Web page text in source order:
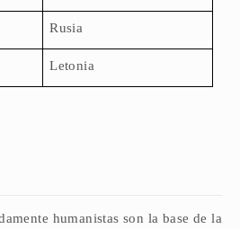
Rusia
Letonia
humanistas son la base de la